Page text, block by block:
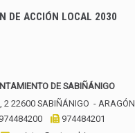
DE ACCIÓN LOCAL 2030
DE SABIÑÁNIGO
2 22600 SABIÑÁNIGO - ARAGÓN
974484200
974484201